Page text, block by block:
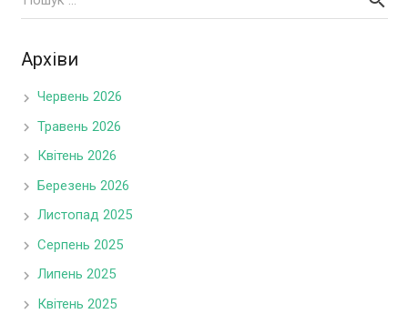
Архіви
Червень 2026
Травень 2026
Квітень 2026
Березень 2026
Листопад 2025
Серпень 2025
Липень 2025
Квітень 2025